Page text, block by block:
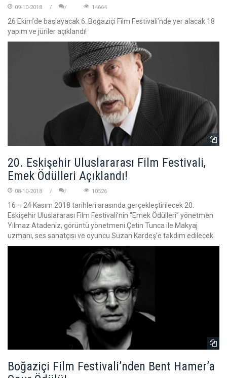
09-10-2018 14664
26 Ekim’de başlayacak 6. Boğaziçi Film Festivali’nde yer alacak 18
yapım ve jüriler açıklandı!
20. Eskişehir Uluslararası Film Festivali,
Emek Ödülleri Açıklandı!
08-10-2018 10526
16 – 24 Kasım 2018 tarihleri arasında gerçekleştirilecek 20.
Eskişehir Uluslararası Film Festivali’nin "Emek Ödülleri” yönetmen
Yılmaz Atadeniz, görüntü yönetmeni Çetin Tunca ile Makyaj
uzmanı, ses sanatçısı ve oyuncu Suzan Kardeş’e takdim edilecek.
Boğaziçi Film Festivali’nden Bent Hamer’a